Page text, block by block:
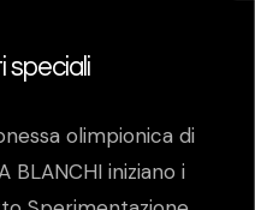
speciali
olimpionica di
BLANCHI iniziano i